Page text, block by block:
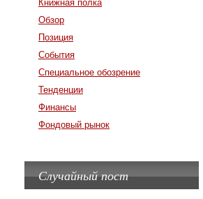
Книжная полка
Обзор
Позиция
События
Специальное обозрение
Тенденции
Финансы
Фондовый рынок
Случайный пост